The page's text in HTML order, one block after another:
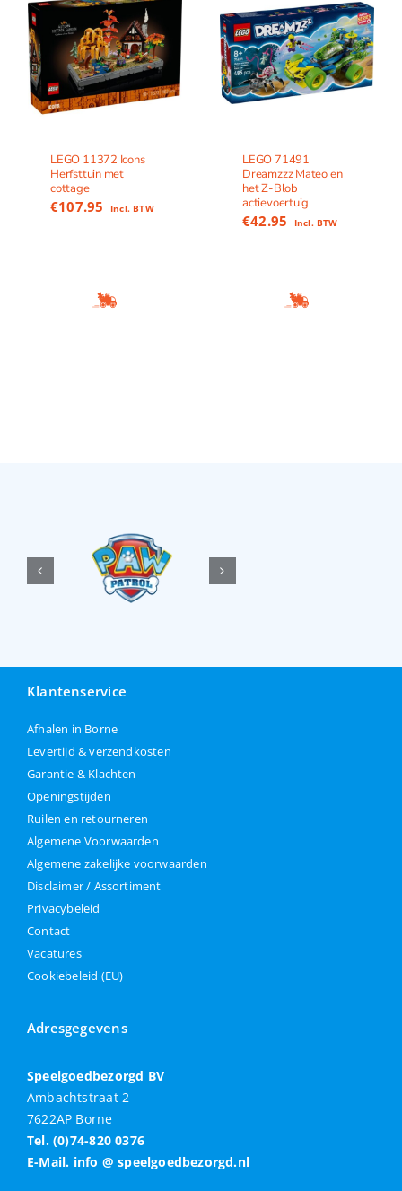
LEGO 11372 Icons
Herfsttuin met
cottage
€107.95 Incl. BTW
LEGO 71491
Dreamzzz Mateo en
het Z-Blob
actievoertuig
€42.95 Incl. BTW
Klantenservice
Afhalen in Borne
Levertijd & verzendkosten
Garantie & Klachten
Openingstijden
Ruilen en retourneren
Algemene Voorwaarden
Algemene zakelijke voorwaarden
Disclaimer / Assortiment
Privacybeleid
Contact
Vacatures
Cookiebeleid (EU)
Adresgegevens
Speelgoedbezorgd BV
Ambachtstraat 2
7622AP Borne
Tel. (0)74-820 0376
E-Mail. info @ speelgoedbezorgd.nl